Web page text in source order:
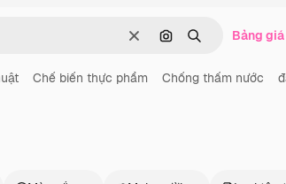
Thông thoáng
Tìm kiếm bằng
Tìm kiếmBảng giá
Chế biến thực phẩm Chống thấm nước